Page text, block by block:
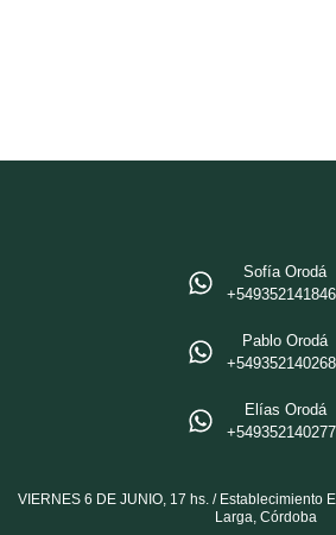
Sofía Orodá
Pablo Orodá
Elías Orodá
VIERNES 6 DE JUNIO, 17 hs. / Establecimiento
Larga, Córdoba